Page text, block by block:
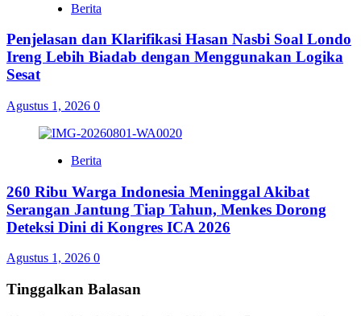
Berita
Penjelasan dan Klarifikasi Hasan Nasbi Soal Londo
Ireng Lebih Biadab dengan Menggunakan Logika
Sesat
Agustus 1, 2026 0
Berita
260 Ribu Warga Indonesia Meninggal Akibat
Serangan Jantung Tiap Tahun, Menkes Dorong
Deteksi Dini di Kongres ICA 2026
Agustus 1, 2026 0
Tinggalkan Balasan